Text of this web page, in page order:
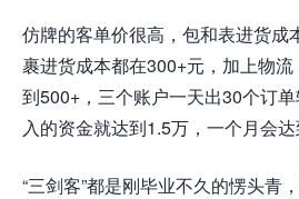
仿牌的客单价很高，包和表进货成
裹进货成本都在300+元，加上物
到500+，三个账户一天出30个订
入的资金就达到1.5万，一个月会达
“三剑客”都是刚毕业不久的愣头青